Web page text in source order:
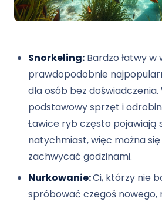
Snorkeling: Bardzo łatwy w
prawdopodobnie
dla osób bez
podstawowy sprzęt i
Ławice ryb często pojawiają
natychmiast, więc można
zachwycać godzinami.
Nurkowanie:Ci, którzy nie
spróbować czegoś nowego,